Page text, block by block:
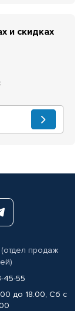
и скидках
продаж
45-55
до 18.00, Сб с